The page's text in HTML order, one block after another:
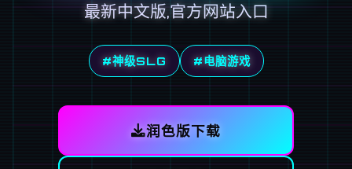
最新中文版,官方网站入口
#神级SLG #电脑游戏
润色版下载